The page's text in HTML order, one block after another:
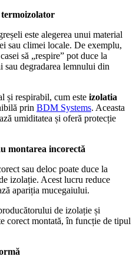
este alegerea unui material
sau climei locale. De exemplu,
să „respire” pot duce la
sau degradarea lemnului din
și respirabil, cum este izolatia
prin BDM Systems. Aceasta
umiditatea și oferă protecție
montarea incorectă
sau deloc poate duce la
izolație. Acest lucru reduce
apariția mucegaiului.
de izolație și
corect montată, în funcție de tipul